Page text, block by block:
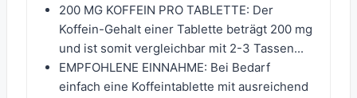
200 MG KOFFEIN PRO TABLETTE: Der
Koffein-Gehalt einer Tablette beträgt 200 mg
und ist somit vergleichbar mit 2-3 Tassen...
EMPFOHLENE EINNAHME: Bei Bedarf
einfach eine Koffeintablette mit ausreichend